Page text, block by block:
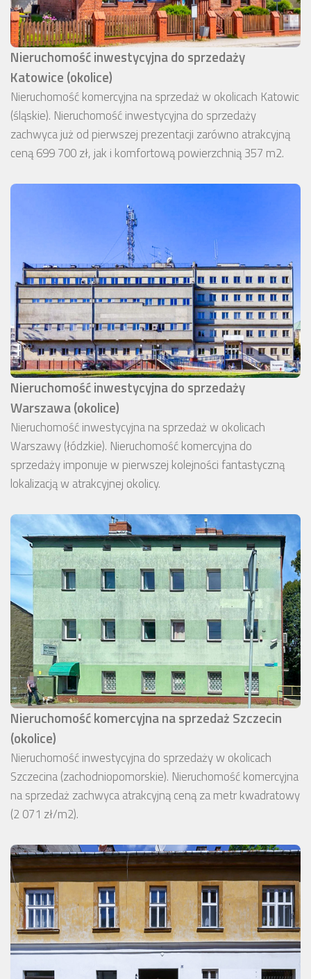
Nieruchomość inwestycyjna do sprzedaży
Katowice (okolice)
Nieruchomość komercyjna na sprzedaż w okolicach Katowic
(śląskie). Nieruchomość inwestycyjna do sprzedaży
zachwyca już od pierwszej prezentacji zarówno atrakcyjną
ceną 699 700 zł, jak i komfortową powierzchnią 357 m2.
Nieruchomość inwestycyjna do sprzedaży
Warszawa (okolice)
Nieruchomość inwestycyjna na sprzedaż w okolicach
Warszawy (łódzkie). Nieruchomość komercyjna do
sprzedaży imponuje w pierwszej kolejności fantastyczną
lokalizacją w atrakcyjnej okolicy.
Nieruchomość komercyjna na sprzedaż Szczecin
(okolice)
Nieruchomość inwestycyjna do sprzedaży w okolicach
Szczecina (zachodniopomorskie). Nieruchomość komercyjna
na sprzedaż zachwyca atrakcyjną ceną za metr kwadratowy
(2 071 zł/m2).